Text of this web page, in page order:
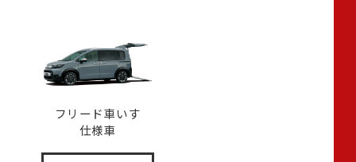
フリード車いす
仕様車